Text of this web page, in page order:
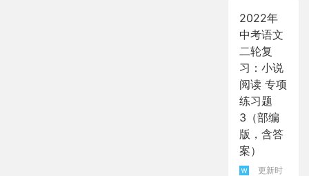
2022年
中考语文
二轮复
习：小说
阅读 专项
练习题
3（部编
版，含答
案）
更新时